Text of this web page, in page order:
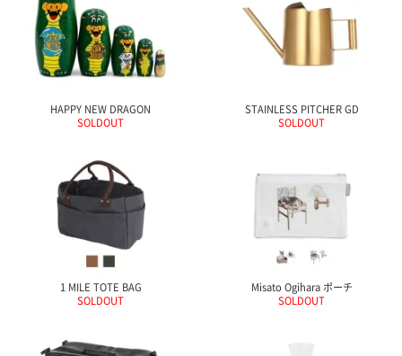
HAPPY NEW DRAGON
SOLDOUT
STAINLESS PITCHER GD
SOLDOUT
1 MILE TOTE BAG
SOLDOUT
Misato Ogihara ポーチ
SOLDOUT